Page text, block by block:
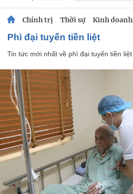
Chính trị Thời sự Kinh doanh
phì đại tuyến tiền liệt
Tin tức mới nhất về phì đại tuyến tiền liệt